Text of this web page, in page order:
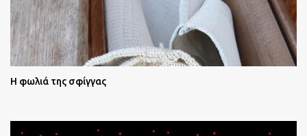
Η φωλιά της σφίγγας